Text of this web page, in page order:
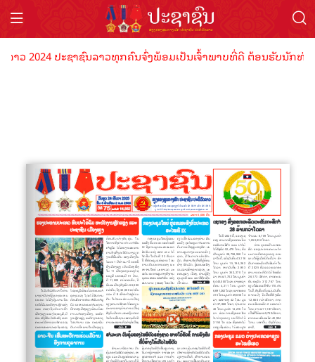
ວ 2024 ປະຊາຊົນລາວທຸກຄົນຈົ່ງພ້ອມເປັນເຈົ້າພາບທີ່ດີ ຕ້ອນຮັບນັກທ່ອ